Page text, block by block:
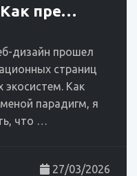
Как пре…
дизайн прошел
страниц
Как
парадигм, я
что …
27/03/2026